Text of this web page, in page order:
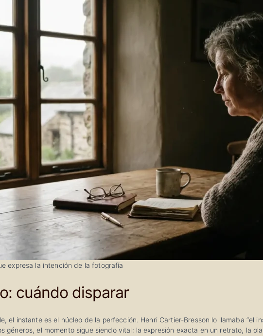
expresa la intención de la fotografía
cuándo disparar
el instante es el núcleo de la perfección. Henri Cartier-Bresson lo llamaba “el
géneros, el momento sigue siendo vital: la expresión exacta en un retrato, la